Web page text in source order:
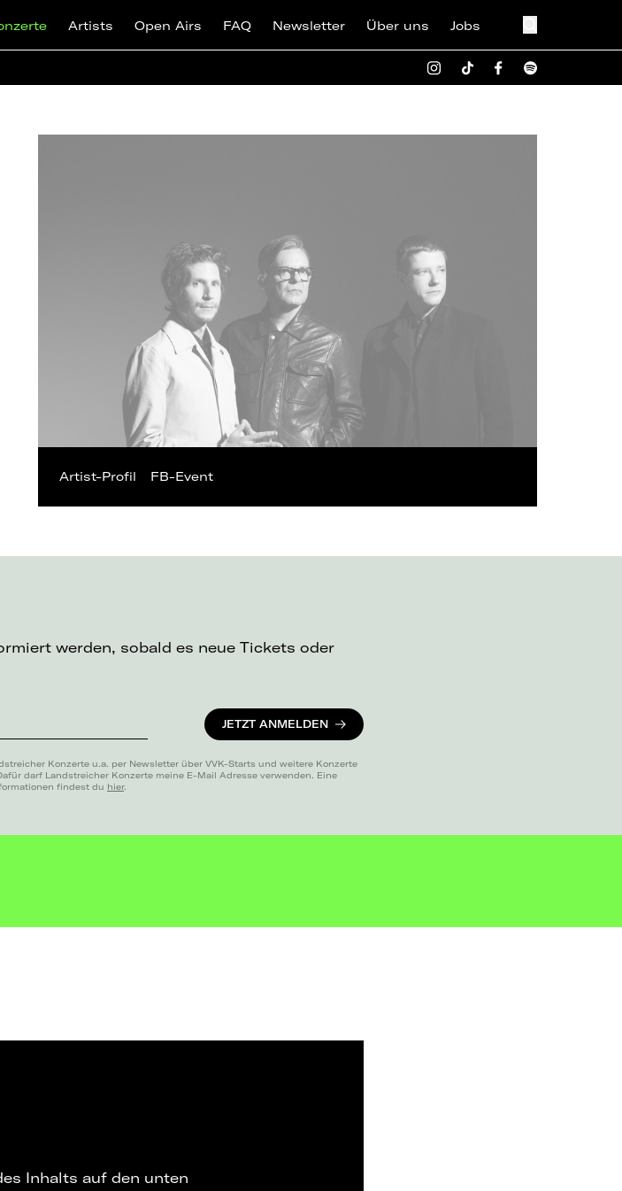
Artists Open Airs FAQ Newsletter Über uns Jobs
Artist-Profil FB-Event
werden, sobald es neue Tickets oder
JETZT ANMELDEN
Konzerte u.a. per Newsletter über VVK-Starts und weitere Konzerte
darf Landstreicher Konzerte meine E-Mail Adresse verwenden. Eine
findest du hier.
Inhalts auf den unten